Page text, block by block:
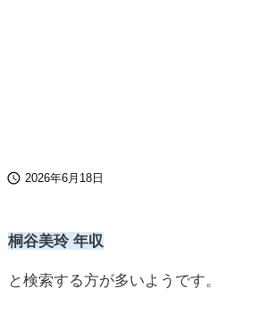
 2026年6月18日
桐谷美玲 年収
と検索する方が多いようです。